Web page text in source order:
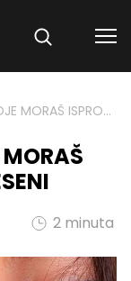
BOJE KARMINA KOJE MORAŠ ISPROBATI OVE JESENI
2 minuta